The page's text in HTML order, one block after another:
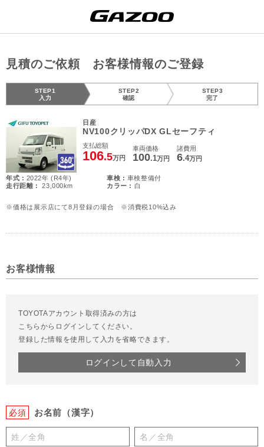
見積のご依頼 お客様情報のご登録
STEP1
入力
STEP2
確認
STEP3
完了
日産
NV100クリッパDX GLセーフティ
支払総額
106.5万円
車両価格
100.1万円
諸費用
6.4万円
年式 : 2022年 (R4年) 車検 : 車検整備付
走行距離 :
23,000km カラー : 白
※価格は展示店にて8月登録の場合 ※消費税10%込み
お客様情報
TOYOTAアカウント取得済みの方は
こちらからログインしてください。
登録した情報を使用して入力を省略できます。
ログインして自動入力
必須 お名前（漢字）